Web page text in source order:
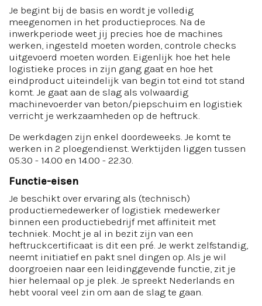
Je begint bij de basis en wordt je volledig
meegenomen in het productieproces. Na de
inwerkperiode weet jij precies hoe de machines
werken, ingesteld moeten worden, controle checks
uitgevoerd moeten worden. Eigenlijk hoe het hele
logistieke proces in zijn gang gaat en hoe het
eindproduct uiteindelijk van begin tot eind tot stand
komt. Je gaat aan de slag als volwaardig
machinevoerder van beton/piepschuim en logistiek
verricht je werkzaamheden op de heftruck.
De werkdagen zijn enkel doordeweeks. Je komt te
werken in 2 ploegendienst. Werktijden liggen tussen
05.30 - 14.00 en 14.00 - 22.30.
Functie-eisen
Je beschikt over ervaring als (technisch)
productiemedewerker of logistiek medewerker
binnen een productiebedrijf met affiniteit met
techniek. Mocht je al in bezit zijn van een
heftruckcertificaat is dit een pré. Je werkt zelfstandig,
neemt initiatief en pakt snel dingen op. Als je wil
doorgroeien naar een leidinggevende functie, zit je
hier helemaal op je plek. Je spreekt Nederlands en
hebt vooral veel zin om aan de slag te gaan.